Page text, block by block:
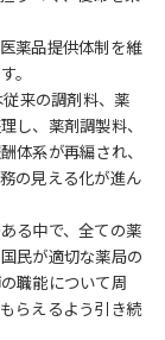
薬品提供体制を維
。
来の調剤料、薬
し、薬剤調製料、
体系が再編され、
の見える化が進ん
る中で、全ての薬
民が適切な薬局の
職能について周
らえるよう引き続